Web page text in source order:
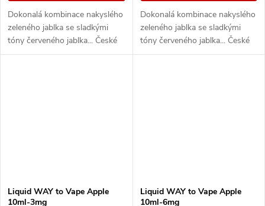
Dokonalá kombinace nakyslého
zeleného jablka se sladkými
tóny červeného jablka... České
liquidy WAY to Vape jsou díky
Dokonalá kombinace nakyslého
zeleného jablka se sladkými
tóny červeného jablka... České
liquidy WAY to Vape jsou díky
Liquid WAY to Vape Apple
10ml-3mg
Liquid WAY to Vape Apple
10ml-6mg